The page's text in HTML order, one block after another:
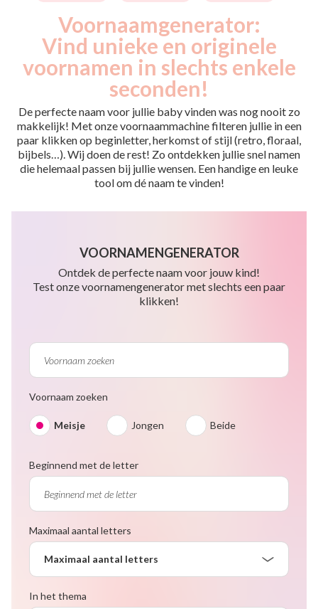
Voornaamgenerator:
Vind unieke en originele
voornamen in slechts enkele
seconden!
De perfecte naam voor jullie baby vinden was nog nooit zo
makkelijk! Met onze voornaammachine filteren jullie in een
paar klikken op beginletter, herkomst of stijl (retro, floraal,
bijbels…). Wij doen de rest! Zo ontdekken jullie snel namen
die helemaal passen bij jullie wensen. Een handige en leuke
tool om dé naam te vinden!
VOORNAMENGENERATOR
Ontdek de perfecte naam voor jouw kind!
Test onze voornamengenerator met slechts een paar
klikken!
Voornaam zoeken
Meisje Jongen Beide
Beginnend met de letter
Maximaal aantal letters
Maximaal aantal letters
In het thema